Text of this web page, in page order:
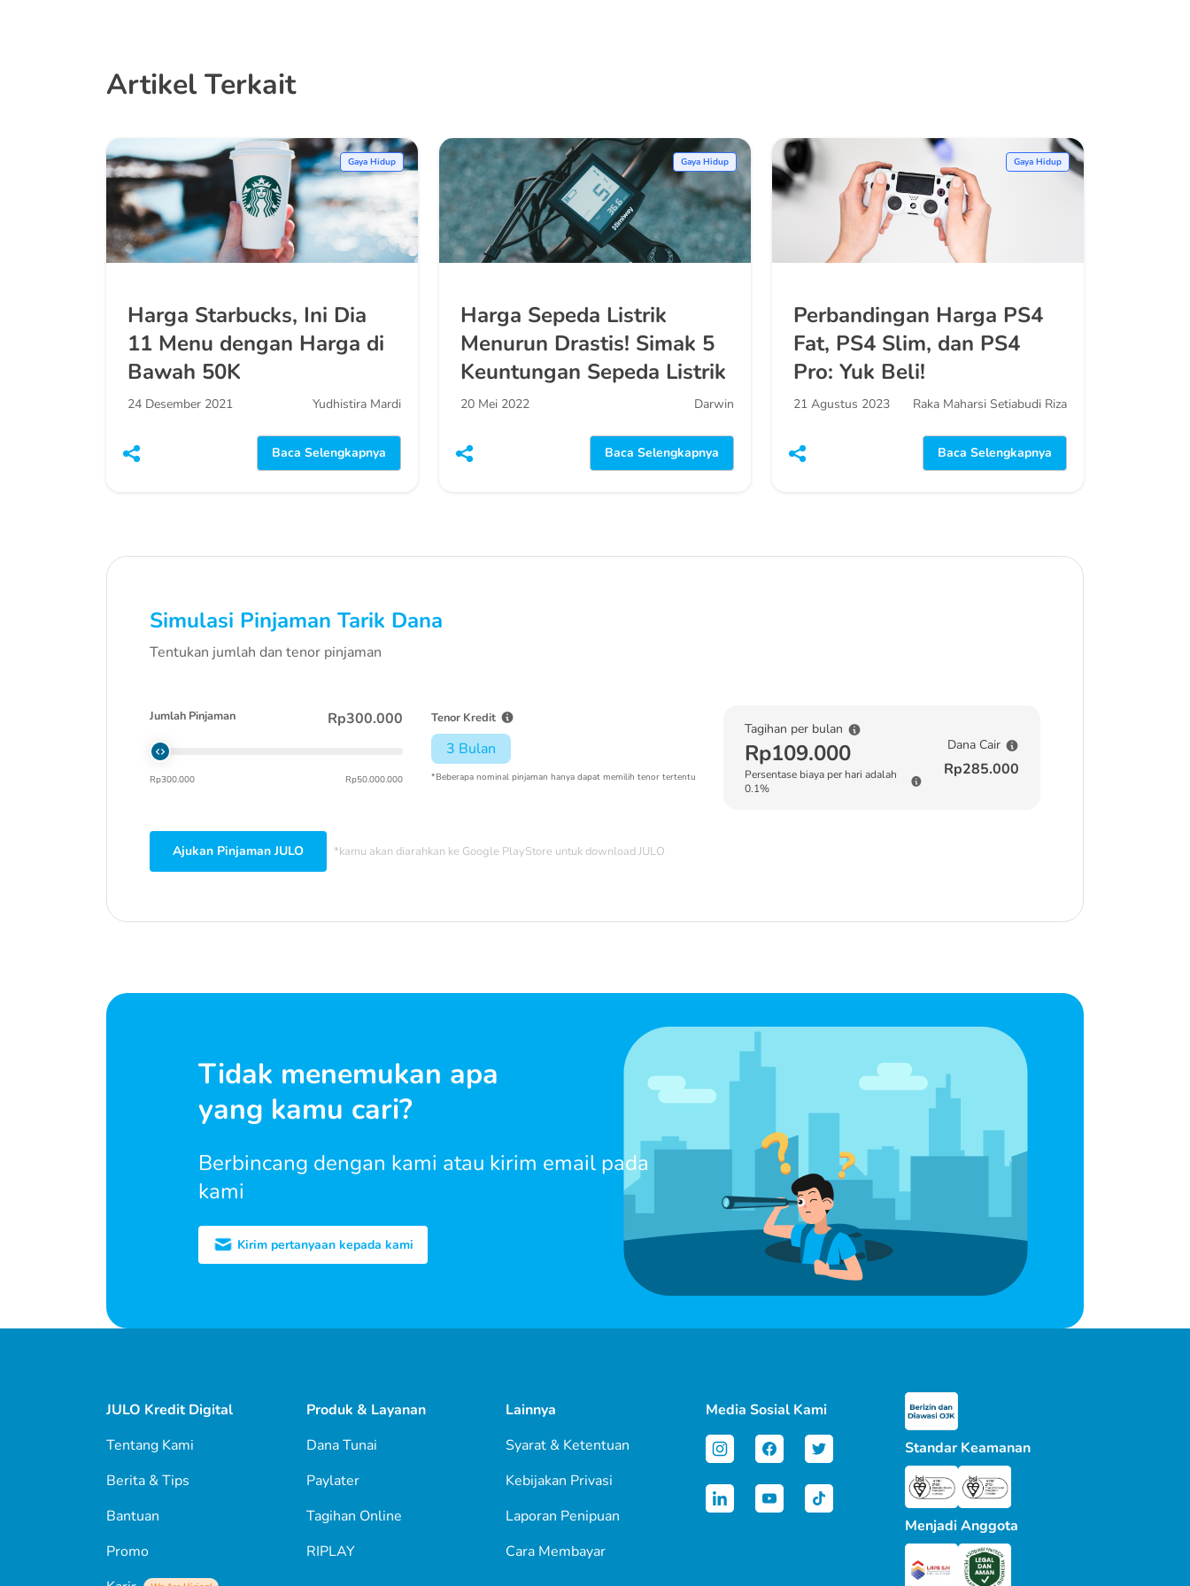
Artikel Terkait
Gaya Hidup
Harga Starbucks, Ini Dia
11 Menu dengan Harga di
Bawah 50K
24 Desember 2021 Yudhistira Mardi
Baca Selengkapnya
Gaya Hidup
Harga Sepeda Listrik
Menurun Drastis! Simak 5
Keuntungan Sepeda Listrik
20 Mei 2022 Darwin
Baca Selengkapnya
Gaya Hidup
Perbandingan Harga PS4
Fat, PS4 Slim, dan PS4
Pro: Yuk Beli!
21 Agustus 2023 Raka Maharsi Setiabudi Riza
Baca Selengkapnya
Simulasi Pinjaman Tarik Dana
Tentukan jumlah dan tenor pinjaman
Jumlah Pinjaman Rp300.000
Rp300.000 Rp50.000.000
Tenor Kredit
3 Bulan
*Beberapa nominal pinjaman hanya dapat memilih tenor tertentu
Tagihan per bulan
Rp109.000
Persentase biaya per hari adalah
0.1%
Dana Cair
Rp285.000
Ajukan Pinjaman JULO *kamu akan diarahkan ke Google PlayStore untuk download JULO
Tidak menemukan apa
yang kamu cari?
Berbincang dengan kami atau kirim email pada
kami
Kirim pertanyaan kepada kami
JULO Kredit Digital
Tentang Kami
Berita & Tips
Bantuan
Promo
Produk & Layanan
Dana Tunai
Paylater
Tagihan Online
RIPLAY
Lainnya
Syarat & Ketentuan
Kebijakan Privasi
Laporan Penipuan
Cara Membayar
Media Sosial Kami
Standar Keamanan
Menjadi Anggota